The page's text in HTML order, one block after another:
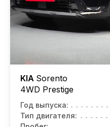
KIA Sorento
4WD Prestige
Год выпуска:
Тип двигателя: